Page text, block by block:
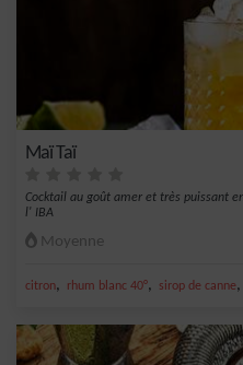
Maï Taï
Cocktail au goût amer et très puissant
l' IBA
Moyenne
citron, rhum blanc 40°, sirop de canne,